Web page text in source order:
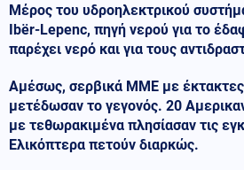
Μέρος του υδροηλεκτρικού
Ibër-Lepenc, πηγή νερού για το
παρέχει νερό και για τους
Αμέσως, σερβικά ΜΜΕ με έκτακτες
μετέδωσαν το γεγονός. 20
με τεθωρακιμένα πλησίασαν τις
Ελικόπτερα πετούν διαρκώς.